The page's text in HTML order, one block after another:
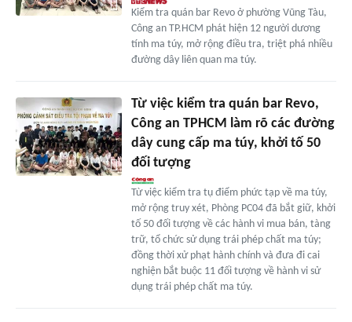
Kiểm tra quán bar Revo ở phường Vũng Tàu,
Công an TP.HCM phát hiện 12 người dương
tính ma túy, mở rộng điều tra, triệt phá nhiều
đường dây liên quan ma túy.
Từ việc kiểm tra quán bar Revo,
Công an TPHCM làm rõ các đường
dây cung cấp ma túy, khởi tố 50
đối tượng
Từ việc kiểm tra tụ điểm phức tạp về ma túy,
mở rộng truy xét, Phòng PC04 đã bắt giữ, khởi
tố 50 đối tượng về các hành vi mua bán, tàng
trữ, tổ chức sử dụng trái phép chất ma túy;
đồng thời xử phạt hành chính và đưa đi cai
nghiện bắt buộc 11 đối tượng về hành vi sử
dụng trái phép chất ma túy.